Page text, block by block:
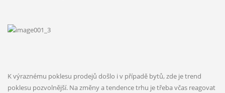
K výraznému poklesu prodejů došlo i v případě bytů, zde je trend
poklesu pozvolnější. Na změny a tendence trhu je třeba včas reagovat